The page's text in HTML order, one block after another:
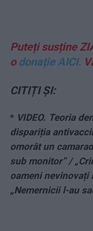
Puteți susține
o donație AICI.
CITIȚI ȘI:
* VIDEO. Teoria
dispariția
omorât un
sub monitor” /
oameni nevinovați
„Nemernicii l-au